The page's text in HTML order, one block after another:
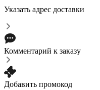
Указать адрес доставки
Комментарий к заказу
Добавить промокод